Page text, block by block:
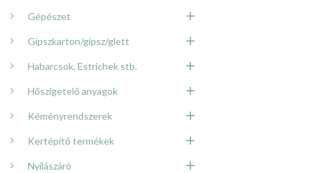
Gépészet
Gipszkarton/gipsz/glett
Habarcsok, Estrichek stb.
Hőszigetelő anyagok
Kéményrendszerek
Kertépítő termékek
Nyílászáró